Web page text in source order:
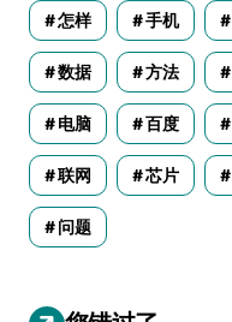
怎样 手机
数据 方法
电脑 百度
联网 芯片
问题